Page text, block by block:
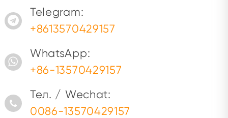
Telegram:
+8613570429157
WhatsApp:
+86-13570429157
Тел. / Wechat:
0086-13570429157